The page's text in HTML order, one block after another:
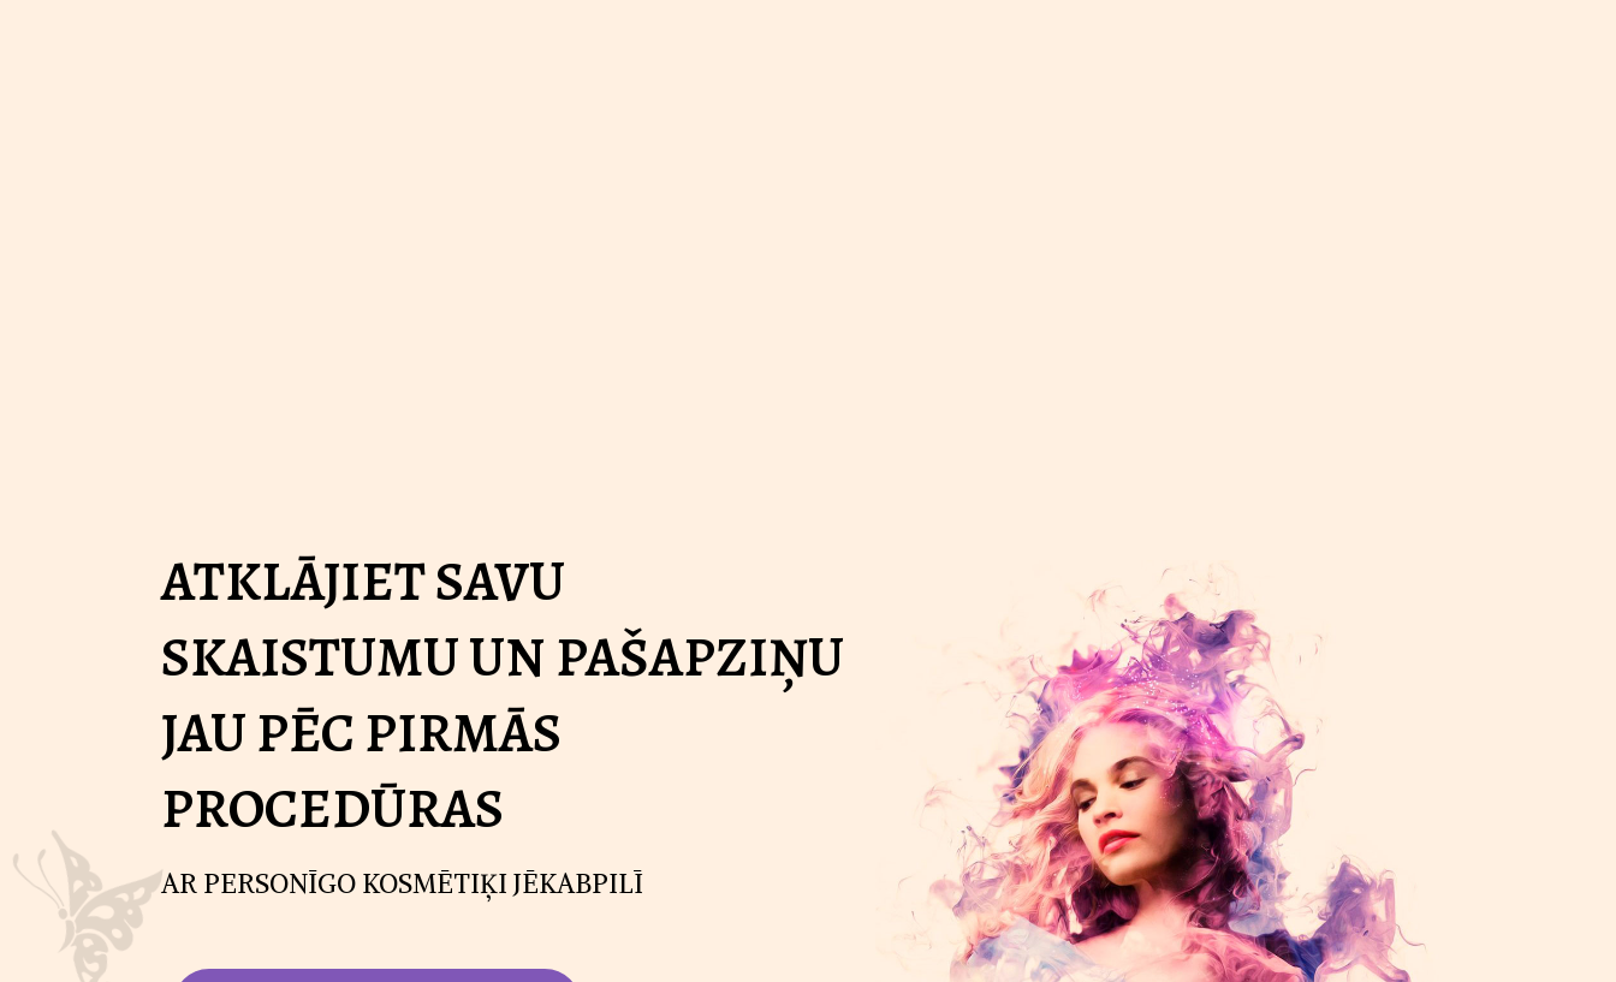
ATKLĀJIET SAVU
SKAISTUMU UN PAŠAPZIŅU
JAU PĒC PIRMĀS
PROCEDŪRAS
AR PERSONĪGO KOSMĒTIĶI JĒKABPILĪ